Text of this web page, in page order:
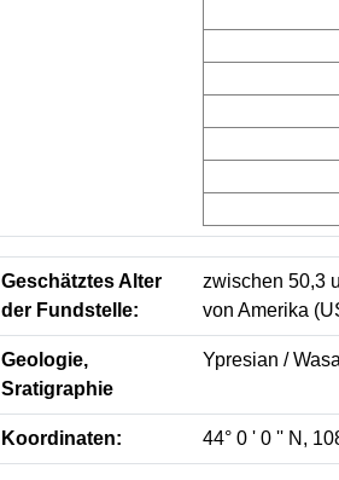
Geschätztes Alter
der Fundstelle:
zwischen 50,3
von Amerika
Geologie,
Sratigraphie
Ypresian /
Koordinaten: 44° 0 ' 0 '' N,